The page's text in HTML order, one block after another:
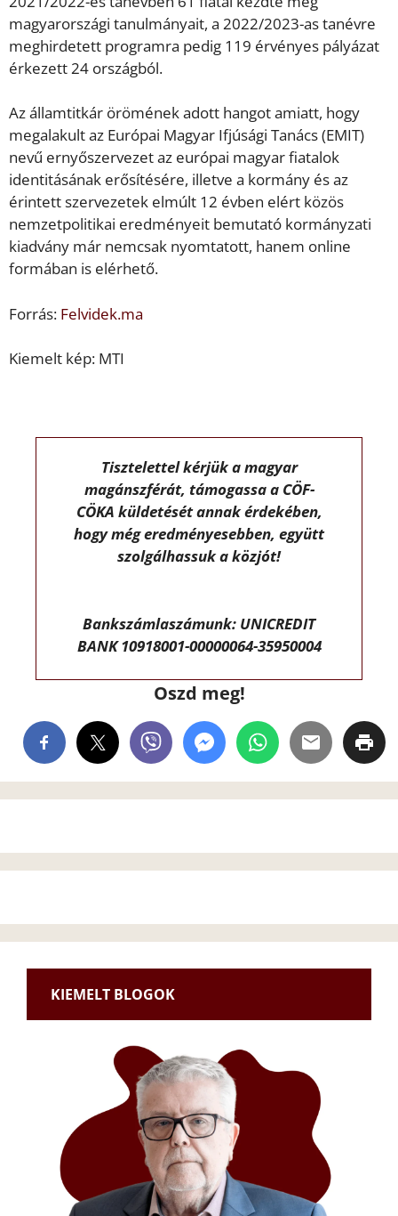
magyarországi tanulmányait, a 2022/2023-as tanévre
meghirdetett programra pedig 119 érvényes pályázat
érkezett 24 országból.
Az államtitkár örömének adott hangot amiatt, hogy
megalakult az Európai Magyar Ifjúsági Tanács (EMIT)
nevű ernyőszervezet az európai magyar fiatalok
identitásának erősítésére, illetve a kormány és az
érintett szervezetek elmúlt 12 évben elért közös
nemzetpolitikai eredményeit bemutató kormányzati
kiadvány már nemcsak nyomtatott, hanem online
formában is elérhető.
Forrás: Felvidek.ma
Kiemelt kép: MTI
Tisztelettel kérjük a magyar
magánszférát, támogassa a CÖF-
CÖKA küldetését annak érdekében,
hogy még eredményesebben, együtt
szolgálhassuk a közjót!
Bankszámlaszámunk: UNICREDIT
BANK 10918001-00000064-35950004
Oszd meg!
KIEMELT BLOGOK